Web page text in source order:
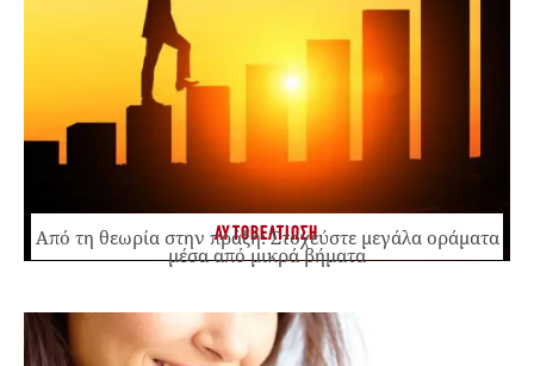
ΑΥΤΟΒΕΛΤΙΩΣΗ
Από τη θεωρία στην πράξη: Στοχεύστε μεγάλα οράματα
μέσα από μικρά βήματα